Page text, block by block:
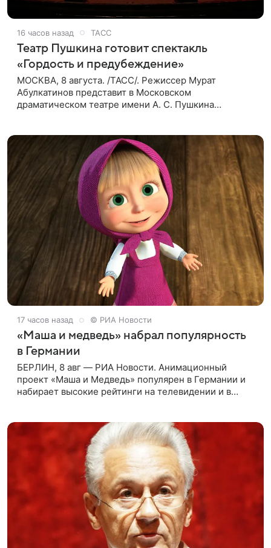
16 часов назад ТАСС
Театр Пушкина готовит спектакль
«Гордость и предубеждение»
МОСКВА, 8 августа. /ТАСС/. Режиссер Мурат
Абулкатинов представит в Московском
драматическом театре имени А. С. Пушкина
17 часов назад © РИА Новости
«Маша и медведь» набрал популярность
в Германии
БЕРЛИН, 8 авг — РИА Новости. Анимационный
проект «Маша и Медведь» популярен в Германии и
набирает высокие рейтинги на телевидении и в